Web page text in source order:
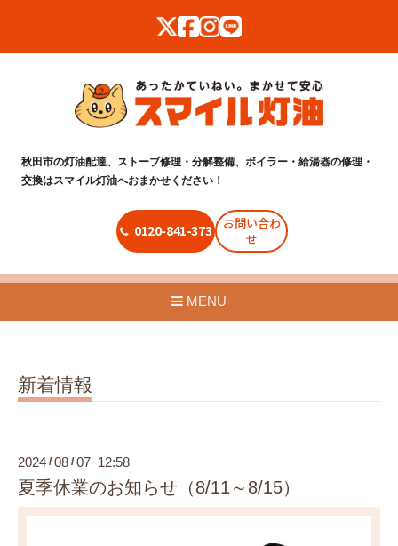
秋田市の灯油配達、ストーブ修理・分解整備、ボイラー・給湯器の修理・
交換はスマイル灯油へおまかせください！
0120-841-373
お問い合わ
せ
MENU
新着情報
2024 /08 /07 12:58
夏季休業のお知らせ（8/11～8/15）